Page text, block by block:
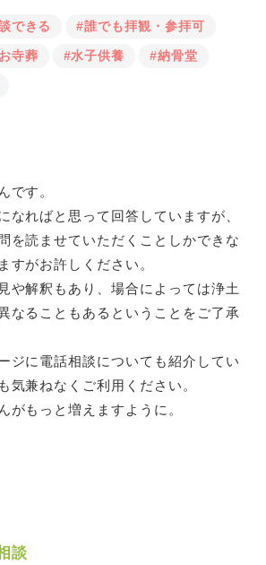
できる #誰でも拝観・参拝可
寺葬 #水子供養 #納骨堂
です。
なればと思って回答していますが、
を読ませていただくことしかできな
すがお許しください。
や解釈もあり、場合によっては浄土
なることもあるということをご了承
ジに電話相談についても紹介してい
気兼ねなくご利用ください。
がもっと増えますように。
談